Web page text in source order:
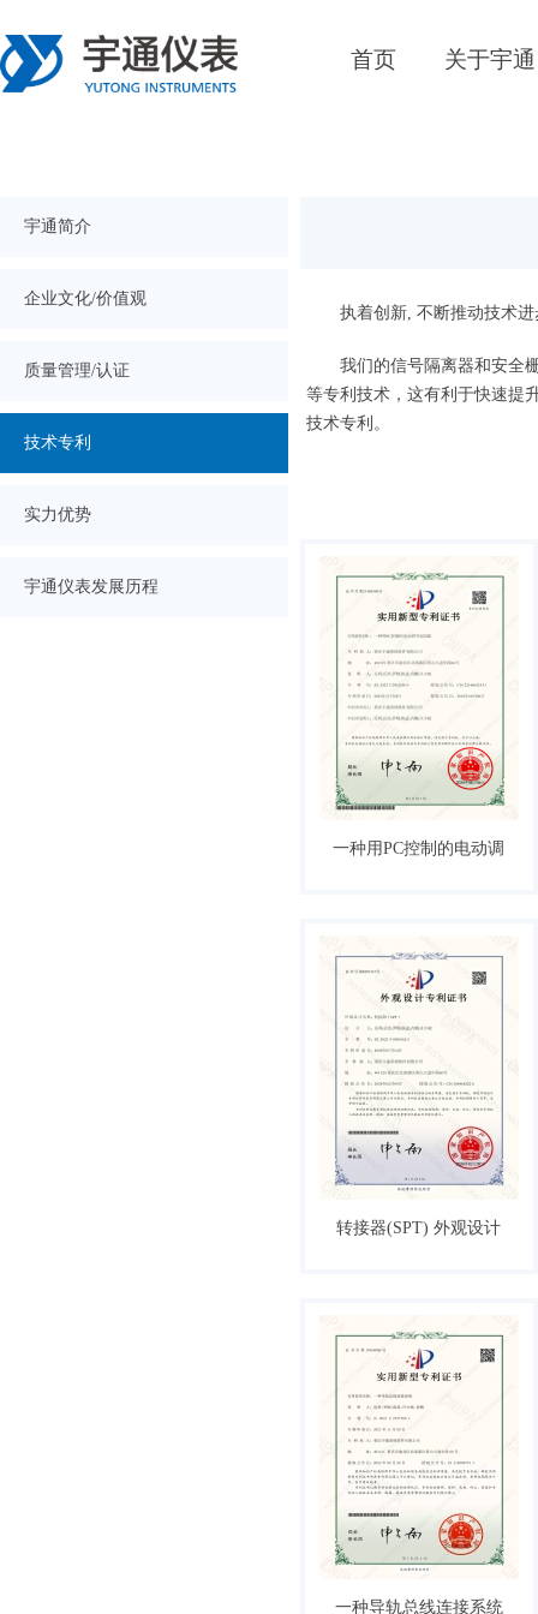
首页 关于宇通
宇通简介
企业文化/价值观
质量管理/认证
技术专利
实力优势
宇通仪表发展历程
执着创新, 不断推动技术
我们的信号隔离器和安全
等专利技术，这有利于快速提
技术专利。
一种用PC控制的电动调
转接器(SPT) 外观设计
一种导轨总线连接系统